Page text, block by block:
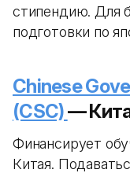
стипендию. Для
подготовки по
Chinese
(CSC)—
Финансирует
Китая.